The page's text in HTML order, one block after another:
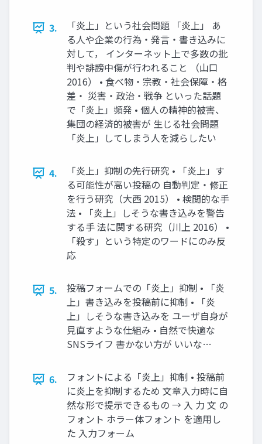
3.
「炎上」という社会問題 「炎上」 あ
る人や企業の行為・発言・書き込みに
対して， インターネット上で多数の批
判や誹謗中傷が行われること （山口
2016） • 食べ物・宗教・社会保障・格
差・ 災害・政治・戦争 といった話題
で「炎上」頻発 • 個人の精神的被害、
集団の経済的被害が 生じる社会問題
「炎上」してしまう人を減らしたい
4.
「炎上」抑制の先行研究 • 「炎上」す
る可能性が高い投稿の 自動判定・修正
を行う研究（大西 2015） • 検閲的な手
法 • 「炎上」しそうな書き込みを警告
する手 法に関する研究（川上 2016） •
「殺す」という特定のワードにのみ反
応
5.
投稿フォームでの「炎上」抑制 • 「炎
上」書き込みを投稿前に抑制 • 「炎
上」しそうな書き込みを ユーザ自身が
見直すような仕組み • 自然で快適な
SNSライフ 書かない方が いいな…
6.
フォントによる「炎上」抑制 • 投稿前
に炎上を抑制するため 文章入力時に自
然な形で提示できるもの → 入 力 文 の
フォント ホラー体フォント を適用し
た 入力フォーム